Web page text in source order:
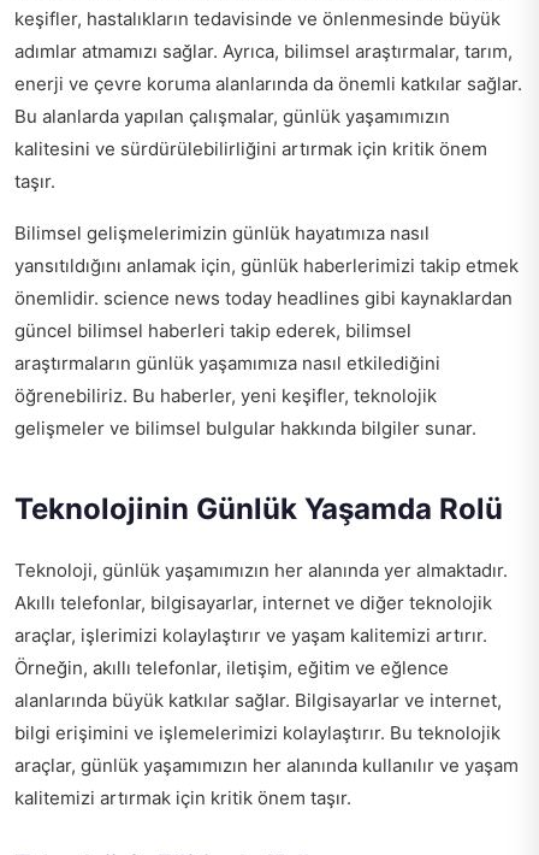
keşifler, hastalıkların tedavisinde ve önlenmesinde büyük
adımlar atmamızı sağlar. Ayrıca, bilimsel araştırmalar, tarım,
enerji ve çevre koruma alanlarında da önemli katkılar sağlar.
Bu alanlarda yapılan çalışmalar, günlük yaşamımızın
kalitesini ve sürdürülebilirliğini artırmak için kritik önem
taşır.
Bilimsel gelişmelerimizin günlük hayatımıza nasıl
yansıtıldığını anlamak için, günlük haberlerimizi takip etmek
önemlidir. science news today headlines gibi kaynaklardan
güncel bilimsel haberleri takip ederek, bilimsel
araştırmaların günlük yaşamımıza nasıl etkilediğini
öğrenebiliriz. Bu haberler, yeni keşifler, teknolojik
gelişmeler ve bilimsel bulgular hakkında bilgiler sunar.
Teknolojinin Günlük Yaşamda Rolü
Teknoloji, günlük yaşamımızın her alanında yer almaktadır.
Akıllı telefonlar, bilgisayarlar, internet ve diğer teknolojik
araçlar, işlerimizi kolaylaştırır ve yaşam kalitemizi artırır.
Örneğin, akıllı telefonlar, iletişim, eğitim ve eğlence
alanlarında büyük katkılar sağlar. Bilgisayarlar ve internet,
bilgi erişimini ve işlemelerimizi kolaylaştırır. Bu teknolojik
araçlar, günlük yaşamımızın her alanında kullanılır ve yaşam
kalitemizi artırmak için kritik önem taşır.